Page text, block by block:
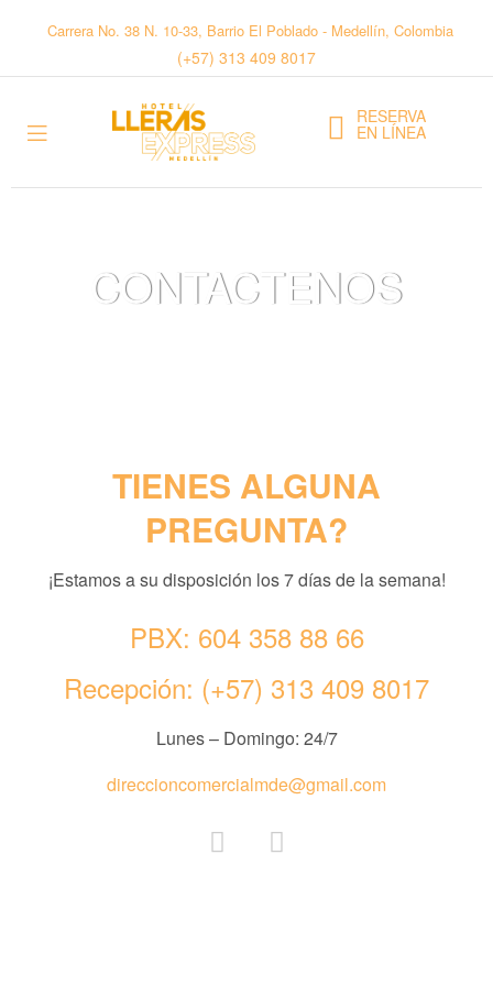
Carrera No. 38 N. 10-33, Barrio El Poblado - Medellín, Colombia
(+57) 313 409 8017
RESERVA
EN LÍNEA
CONTACTENOS
TIENES ALGUNA
PREGUNTA?
¡Estamos a su disposición los 7 días de la semana!
PBX: 604 358 88 66
Recepción: (+57) 313 409 8017
Lunes – Domingo: 24/7
direccioncomercialmde@gmail.com